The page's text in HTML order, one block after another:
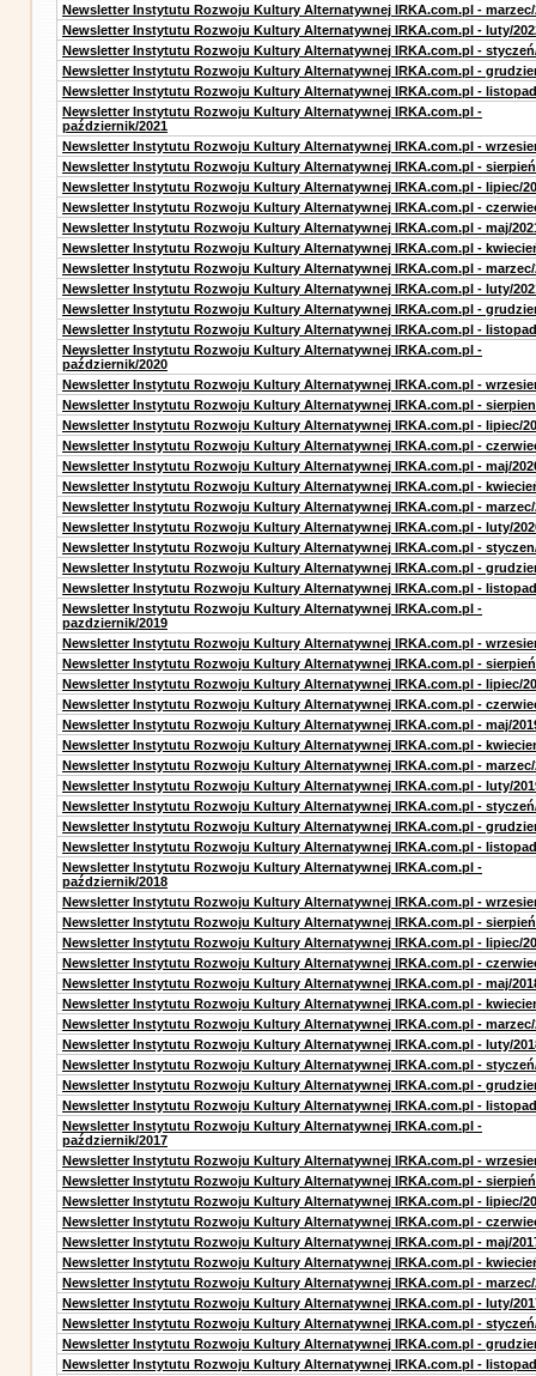
Newsletter Instytutu Rozwoju Kultury Alternatywnej IRKA.com.pl - marzec/
Newsletter Instytutu Rozwoju Kultury Alternatywnej IRKA.com.pl - luty/
Newsletter Instytutu Rozwoju Kultury Alternatywnej IRKA.com.pl -
Newsletter Instytutu Rozwoju Kultury Alternatywnej IRKA.com.pl -
Newsletter Instytutu Rozwoju Kultury Alternatywnej IRKA.com.pl -
Newsletter Instytutu Rozwoju Kultury Alternatywnej IRKA.com.pl -
październik/2021
Newsletter Instytutu Rozwoju Kultury Alternatywnej IRKA.com.pl -
Newsletter Instytutu Rozwoju Kultury Alternatywnej IRKA.com.pl -
Newsletter Instytutu Rozwoju Kultury Alternatywnej IRKA.com.pl - lipiec/
Newsletter Instytutu Rozwoju Kultury Alternatywnej IRKA.com.pl -
Newsletter Instytutu Rozwoju Kultury Alternatywnej IRKA.com.pl - maj/
Newsletter Instytutu Rozwoju Kultury Alternatywnej IRKA.com.pl -
Newsletter Instytutu Rozwoju Kultury Alternatywnej IRKA.com.pl - marzec/
Newsletter Instytutu Rozwoju Kultury Alternatywnej IRKA.com.pl - luty/
Newsletter Instytutu Rozwoju Kultury Alternatywnej IRKA.com.pl -
Newsletter Instytutu Rozwoju Kultury Alternatywnej IRKA.com.pl -
Newsletter Instytutu Rozwoju Kultury Alternatywnej IRKA.com.pl -
październik/2020
Newsletter Instytutu Rozwoju Kultury Alternatywnej IRKA.com.pl -
Newsletter Instytutu Rozwoju Kultury Alternatywnej IRKA.com.pl -
Newsletter Instytutu Rozwoju Kultury Alternatywnej IRKA.com.pl - lipiec/
Newsletter Instytutu Rozwoju Kultury Alternatywnej IRKA.com.pl -
Newsletter Instytutu Rozwoju Kultury Alternatywnej IRKA.com.pl - maj/
Newsletter Instytutu Rozwoju Kultury Alternatywnej IRKA.com.pl -
Newsletter Instytutu Rozwoju Kultury Alternatywnej IRKA.com.pl - marzec/
Newsletter Instytutu Rozwoju Kultury Alternatywnej IRKA.com.pl - luty/
Newsletter Instytutu Rozwoju Kultury Alternatywnej IRKA.com.pl -
Newsletter Instytutu Rozwoju Kultury Alternatywnej IRKA.com.pl -
Newsletter Instytutu Rozwoju Kultury Alternatywnej IRKA.com.pl -
Newsletter Instytutu Rozwoju Kultury Alternatywnej IRKA.com.pl -
pazdziernik/2019
Newsletter Instytutu Rozwoju Kultury Alternatywnej IRKA.com.pl -
Newsletter Instytutu Rozwoju Kultury Alternatywnej IRKA.com.pl -
Newsletter Instytutu Rozwoju Kultury Alternatywnej IRKA.com.pl - lipiec/
Newsletter Instytutu Rozwoju Kultury Alternatywnej IRKA.com.pl -
Newsletter Instytutu Rozwoju Kultury Alternatywnej IRKA.com.pl - maj/
Newsletter Instytutu Rozwoju Kultury Alternatywnej IRKA.com.pl -
Newsletter Instytutu Rozwoju Kultury Alternatywnej IRKA.com.pl - marzec/
Newsletter Instytutu Rozwoju Kultury Alternatywnej IRKA.com.pl - luty/
Newsletter Instytutu Rozwoju Kultury Alternatywnej IRKA.com.pl -
Newsletter Instytutu Rozwoju Kultury Alternatywnej IRKA.com.pl -
Newsletter Instytutu Rozwoju Kultury Alternatywnej IRKA.com.pl -
Newsletter Instytutu Rozwoju Kultury Alternatywnej IRKA.com.pl -
październik/2018
Newsletter Instytutu Rozwoju Kultury Alternatywnej IRKA.com.pl -
Newsletter Instytutu Rozwoju Kultury Alternatywnej IRKA.com.pl -
Newsletter Instytutu Rozwoju Kultury Alternatywnej IRKA.com.pl - lipiec/
Newsletter Instytutu Rozwoju Kultury Alternatywnej IRKA.com.pl -
Newsletter Instytutu Rozwoju Kultury Alternatywnej IRKA.com.pl - maj/
Newsletter Instytutu Rozwoju Kultury Alternatywnej IRKA.com.pl -
Newsletter Instytutu Rozwoju Kultury Alternatywnej IRKA.com.pl - marzec/
Newsletter Instytutu Rozwoju Kultury Alternatywnej IRKA.com.pl - luty/
Newsletter Instytutu Rozwoju Kultury Alternatywnej IRKA.com.pl -
Newsletter Instytutu Rozwoju Kultury Alternatywnej IRKA.com.pl -
Newsletter Instytutu Rozwoju Kultury Alternatywnej IRKA.com.pl -
Newsletter Instytutu Rozwoju Kultury Alternatywnej IRKA.com.pl -
październik/2017
Newsletter Instytutu Rozwoju Kultury Alternatywnej IRKA.com.pl -
Newsletter Instytutu Rozwoju Kultury Alternatywnej IRKA.com.pl -
Newsletter Instytutu Rozwoju Kultury Alternatywnej IRKA.com.pl - lipiec/
Newsletter Instytutu Rozwoju Kultury Alternatywnej IRKA.com.pl -
Newsletter Instytutu Rozwoju Kultury Alternatywnej IRKA.com.pl - maj/
Newsletter Instytutu Rozwoju Kultury Alternatywnej IRKA.com.pl -
Newsletter Instytutu Rozwoju Kultury Alternatywnej IRKA.com.pl - marzec/
Newsletter Instytutu Rozwoju Kultury Alternatywnej IRKA.com.pl - luty/
Newsletter Instytutu Rozwoju Kultury Alternatywnej IRKA.com.pl -
Newsletter Instytutu Rozwoju Kultury Alternatywnej IRKA.com.pl -
Newsletter Instytutu Rozwoju Kultury Alternatywnej IRKA.com.pl -